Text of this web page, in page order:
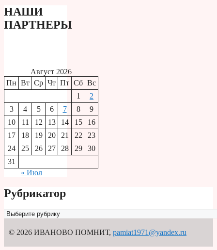
НАШИ
ПАРТНЕРЫ
Август 2026
Пн Вт Ср Чт Пт Сб Вс
1
2
3
4 5 6 7 8
9
10
11 12 13 14 15
16
17
18 19 20 21 22
23
24
25 26 27 28 29
30
31
« Июл
Рубрикатор
Рубрикатор
© 2026 ИВАНОВО ПОМНИТ, pamiat1971@yandex.ru